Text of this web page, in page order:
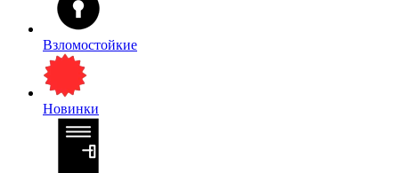
Взломостойкие
Новинки